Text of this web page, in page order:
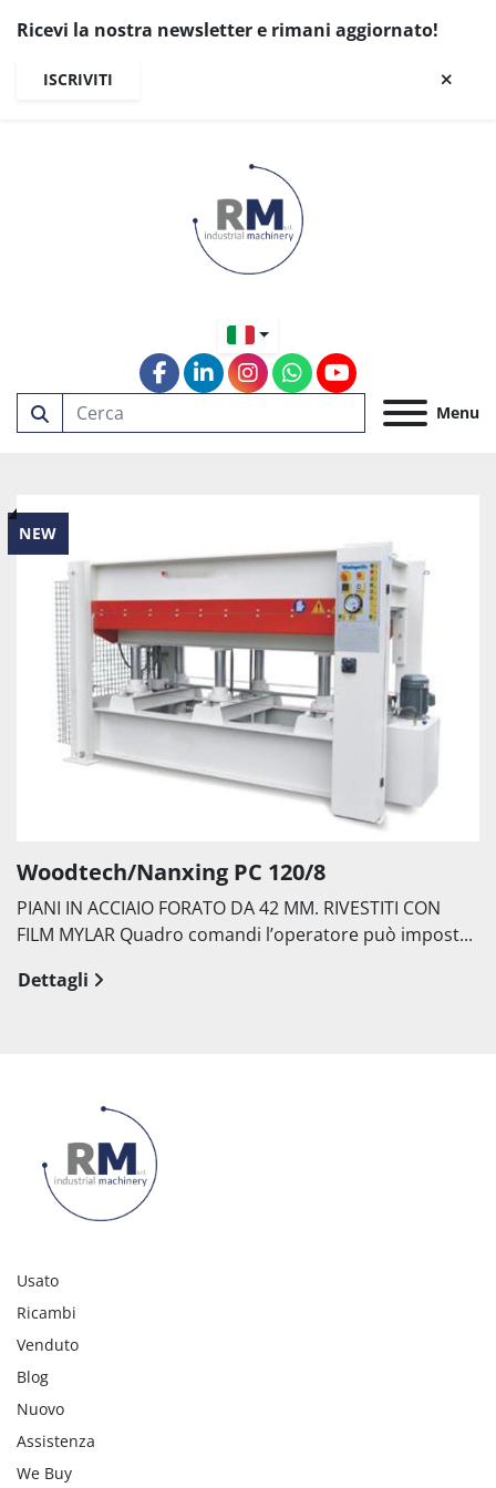
Ricevi la nostra newsletter e rimani aggiornato!
ISCRIVITI
Menu
facebook
linkedininstagram
whatsapp
youtube
NEW
Woodtech/Nanxing PC 120/8
PIANI IN ACCIAIO FORATO DA 42 MM. RIVESTITI CON
FILM MYLAR Quadro comandi l’operatore può impost...
Dettagli
Usato
Ricambi
Venduto
Blog
Nuovo
Assistenza
We Buy